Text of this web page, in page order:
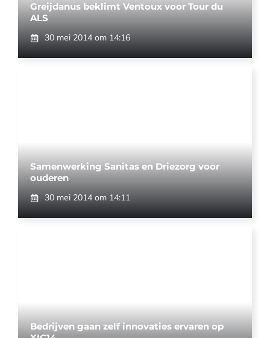
Greijdanus beklimt Ventoux voor Tour du
ALS
30 mei 2014 om 14:16
Samenwerking Sanitas en Driezorg voor
ouderen
30 mei 2014 om 14:11
Bedrijven gaan zelf innovaties ervaren op